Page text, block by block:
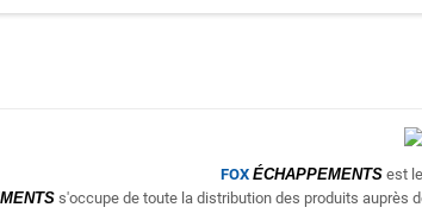
FOX ÉCHAPPEMENTS est
s'occupe de toute la distribution des produits auprès